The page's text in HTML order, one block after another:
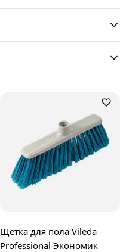
Щетка для пола Vileda
Professional Экономик